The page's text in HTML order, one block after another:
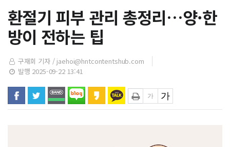
환절기 피부 관리 총정리…양·한
방이 전하는 팁
구재회 기자 / jaehoi@hntcontentshub.com
발행 2025-09-22 13:41